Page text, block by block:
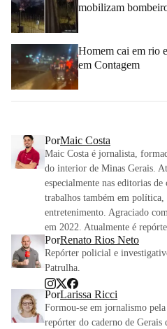
mobilizam
Homem cai em rio
em Contagem
PorMaic Costa
Maic Costa é jornalista,
do interior de Minas Gerais.
especialmente nas editorias de
trabalhos também em
entretenimento. Agraciado
em 2022. Atualmente é
PorRenato Rios Neto
Repórter policial e
Patrulha.
PorLarissa Ricci
Formou-se em jornalismo
repórter do caderno de